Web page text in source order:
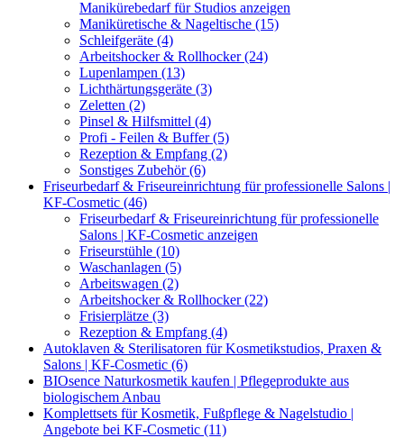
Manikürebedarf für Studios anzeigen
Maniküretische & Nageltische (15)
Schleifgeräte (4)
Arbeitshocker & Rollhocker (24)
Lupenlampen (13)
Lichthärtungsgeräte (3)
Zeletten (2)
Pinsel & Hilfsmittel (4)
Profi - Feilen & Buffer (5)
Rezeption & Empfang (2)
Sonstiges Zubehör (6)
Friseurbedarf & Friseureinrichtung für professionelle Salons |
KF-Cosmetic (46)
Friseurbedarf & Friseureinrichtung für professionelle
Salons | KF-Cosmetic anzeigen
Friseurstühle (10)
Waschanlagen (5)
Arbeitswagen (2)
Arbeitshocker & Rollhocker (22)
Frisierplätze (3)
Rezeption & Empfang (4)
Autoklaven & Sterilisatoren für Kosmetikstudios, Praxen &
Salons | KF-Cosmetic (6)
BIOsence Naturkosmetik kaufen | Pflegeprodukte aus
biologischem Anbau
Komplettsets für Kosmetik, Fußpflege & Nagelstudio |
Angebote bei KF-Cosmetic (11)